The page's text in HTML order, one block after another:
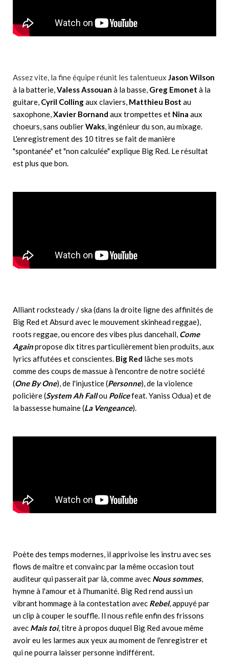
Assez vite, la fine équipe réunit les talentueux Jason Wilson
à la batterie,Valess Assouan à la basse, Greg Emonet à la
guitare, Cyril Collingaux claviers, Matthieu Bost au
saxophone,Xavier Bornand aux trompettes et Nina aux
choeurs, sans oublierWaks, ingénieur du son, au mixage.
L'enregistrement des 10 titres se fait de manière
"spontanée" et "non calculée" explique Big Red. Le résultat
est plus que bon.
Alliant rocksteady / ska (dans la droite ligne des affinités de
Big Red et Absurd avec le mouvement skinhead reggae),
roots reggae, ou encore des vibes plus dancehall, Come
Againpropose dix titres particulièrement bien produits, aux
lyrics affutées et conscientes. Big Red lâche ses mots
comme des coups de massue à l'encontre de notre société
(One By One), de l'injustice (Personne), de la violence
policière (System Ah Fallou Policefeat. Yaniss Odua) et de
la bassesse humaine (La Vengeance).
Poète des temps modernes, il apprivoise les instru avec ses
flows de maître et convainc par la même occasion tout
auditeur qui passerait par là, comme avec Nous sommes,
hymne à l'amour et à l'humanité. Big Red rend aussi un
vibrant hommage à la contestation avec Rebel, appuyé par
un clip à couper le souffle. Il nous refile enfin des frissons
avec Mais toi, titre à propos duquel Big Red avoue même
avoir eu les larmes aux yeux au moment de l'enregistrer et
qui ne pourra laisser personne indifférent.